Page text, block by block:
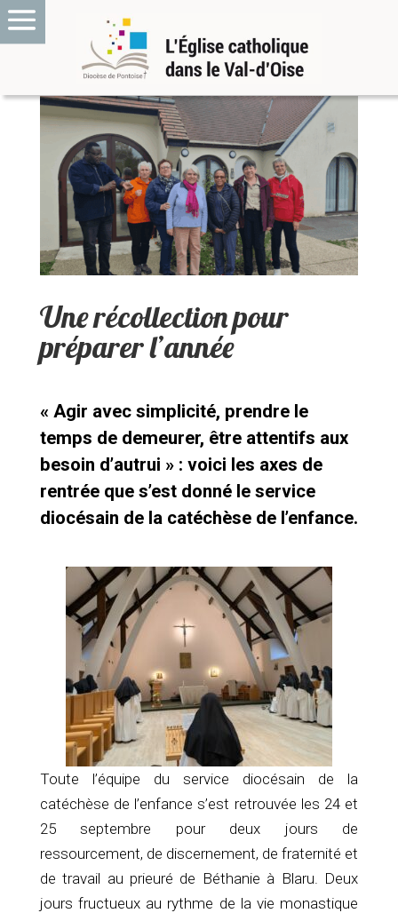
Une récollection pour
préparer l’année
« Agir avec simplicité, prendre le
temps de demeurer, être attentifs aux
besoin d’autrui » : voici les axes de
rentrée que s’est donné le service
diocésain de la catéchèse de l’enfance.
Toute l’équipe du service diocésain de la
catéchèse de l’enfance s’est retrouvée les 24 et
25 septembre pour deux jours de
ressourcement, de discernement, de fraternité et
de travail au prieuré de Béthanie à Blaru. Deux
jours fructueux au rythme de la vie monastique